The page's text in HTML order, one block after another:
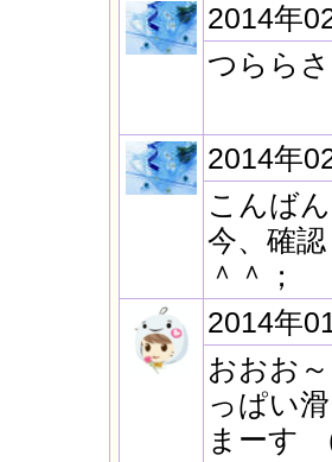
2014年
つらら
2014年
こんば
今、確
＾＾；
2014年
おおお
っぱい
まーす